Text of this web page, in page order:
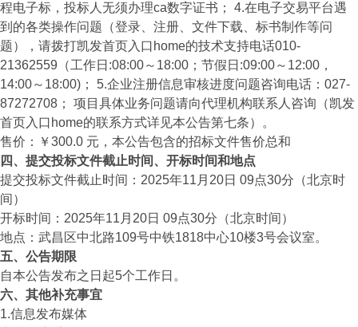
程电子标，投标人无须办理ca数字证书； 4.在电子交易平台遇
到的各类操作问题（登录、注册、文件下载、标书制作等问
题），请拨打凯发首页入口home的技术支持电话010-
21362559（工作日:08:00～18:00；节假日:09:00～12:00，
14:00～18:00)； 5.企业注册信息审核进度问题咨询电话：027-
87272708； 项目具体业务问题请向代理机构联系人咨询（凯发
首页入口home的联系方式详见本公告第七条）。
售价：￥300.0 元，本公告包含的招标文件售价总和
四、提交投标文件截止时间、开标时间和地点
提交投标文件截止时间：2025年11月20日 09点30分（北京时
间）
开标时间：2025年11月20日 09点30分（北京时间）
地点：武昌区中北路109号中铁1818中心10楼3号会议室。
五、公告期限
自本公告发布之日起5个工作日。
六、其他补充事宜
1.信息发布媒体